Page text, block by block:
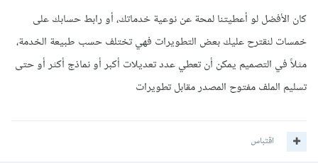
كان الأفضل لو أعطيتنا لمحة عن نوعية خدماتك، أو رابط حسابك على
خمسات لنقترح عليك بعض التطويرات فهي تختلف حسب طبيعة الخدمة،
مثلاً في التصميم يمكن أن تعطي عدد تعديلات أكبر أو نماذج أكثر أو حتى
تسليم الملف مفتوح المصدر مقابل تطويرات
اقتباس